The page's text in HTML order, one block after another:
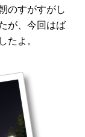
のすがすがし
が、今回はば
よ。